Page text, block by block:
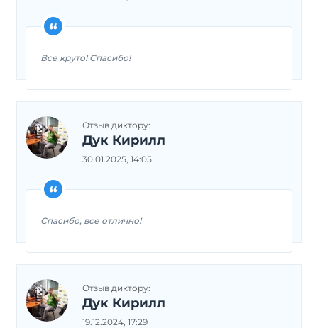
Все круто! Спасибо!
Отзыв диктору:
Дук Кирилл
30.01.2025, 14:05
Спасибо, все отлично!
Отзыв диктору:
Дук Кирилл
19.12.2024, 17:29